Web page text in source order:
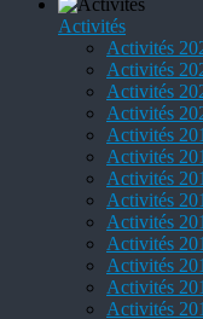
Activités
Activités
Activités
Activités
Activités
Activités
Activités
Activités
Activités
Activités
Activités
Activités
Activités
Activités